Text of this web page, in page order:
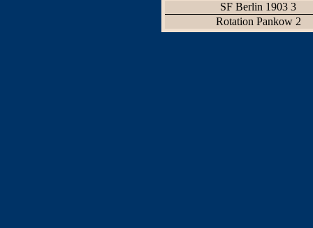
SF Berlin 1903 3
Rotation Pankow 2